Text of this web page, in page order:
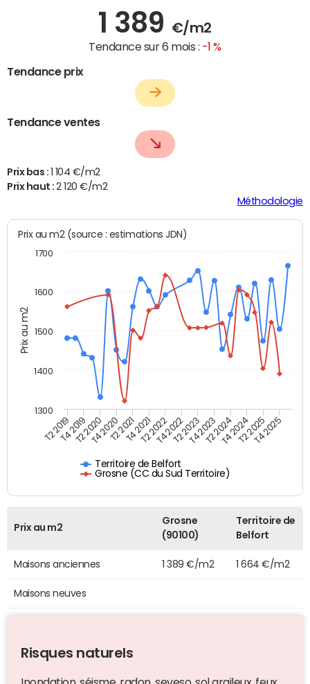
1 389 €/m2
Tendance sur 6 mois : -1 %
Tendance prix
Tendance ventes
Prix bas :
1 104 €/m2
Prix haut :2 120 €/m2
Méthodologie
Prix au m2
Prix au m2 (source : estimations JDN)
Territoire de Belfort
Grosne (CC du Sud Territoire)
T2 2019T4 2019T2 2020T4 2020T2 2021T4 2021T2 2022T4 2022T2 2023T4 2023T2 2024T4 2024T2 2025T4 2025
1300
1400
1500
1600
1700
Prix au m2
Grosne
(90100)
Territoire de
Belfort
Maisons anciennes 1 389 €/m2 1 664 €/m2
Maisons neuves
Risques naturels